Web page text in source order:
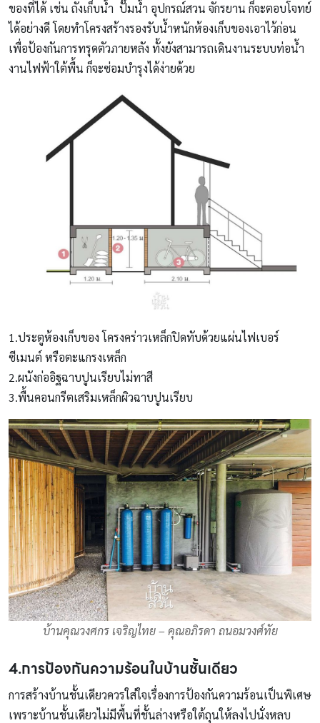
ของที่ได้ เช่น ถังเก็บน้ำ ปั๊มน้ำ อุปกรณ์สวน จักรยาน ก็จะตอบโจทย์
ได้อย่างดี โดยทำโครงสร้างรองรับน้ำหนักห้องเก็บของเอาไว้ก่อน
เพื่อป้องกันการทรุดตัวภายหลัง ทั้งยังสามารถเดินงานระบบท่อน้ำ
งานไฟฟ้าใต้พื้น ก็จะซ่อมบำรุงได้ง่ายด้วย
1.ประตูห้องเก็บของ โครงคร่าวเหล็กปิดทับด้วยแผ่นไฟเบอร์
ซีเมนต์ หรือตะแกรงเหล็ก
2.ผนังก่ออิฐฉาบปูนเรียบไม่ทาสี
3.พื้นคอนกรีตเสริมเหล็กผิวฉาบปูนเรียบ
บ้านคุณวงศกร เจริญไทย – คุณอภิรดา ถนอมวงศ์ทัย
4.การป้องกันความร้อนในบ้านชั้นเดียว
การสร้างบ้านชั้นเดียวควรใส่ใจเรื่องการป้องกันความร้อนเป็นพิเศษ
เพราะบ้านชั้นเดียวไม่มีพื้นที่ชั้นล่างหรือใต้ถุนให้ลงไปนั่งหลบ